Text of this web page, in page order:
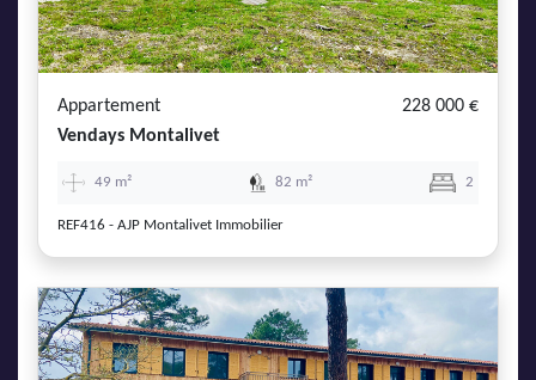
Appartement
228 000 €
Vendays Montalivet
49 m² 82 m² 2
REF416 - AJP Montalivet Immobilier